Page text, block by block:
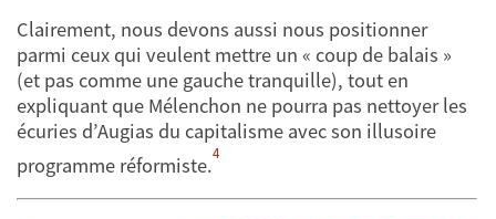
Clairement, nous devons aussi nous positionner
parmi ceux qui veulent mettre un « coup de balais »
(et pas comme une gauche tranquille), tout en
expliquant que Mélenchon ne pourra pas nettoyer les
écuries d’Augias du capitalisme avec son illusoire
programme réformiste.
4